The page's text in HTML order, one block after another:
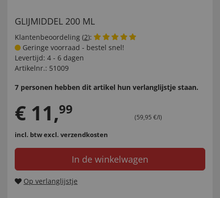
GLIJMIDDEL 200 ML
Klantenbeoordeling (2):
Geringe voorraad - bestel snel!
Levertijd: 4 - 6 dagen
Artikelnr.: 51009
7 personen hebben dit artikel hun verlanglijstje staan.
€ 11,99
(59,95 €/l)
incl. btwexcl. verzendkosten
In de winkelwagen
Op verlanglijstje